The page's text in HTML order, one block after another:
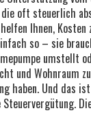
oft steuerlich
Ihnen, Kosten
so – sie
umstellt
und Wohnraum
haben. Und das